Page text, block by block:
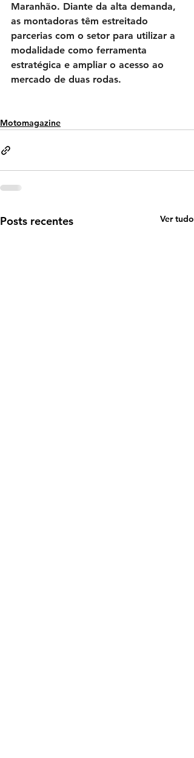
Maranhão. Diante da alta demanda,
as montadoras têm estreitado
parcerias com o setor para utilizar a
modalidade como ferramenta
estratégica e ampliar o acesso ao
mercado de duas rodas.
Motomagazine
Posts recentes Ver tudo